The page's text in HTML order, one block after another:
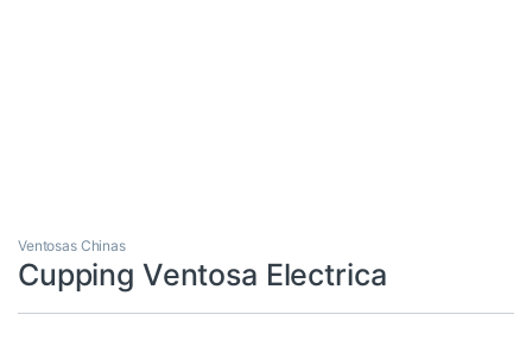
Ventosas Chinas
Cupping Ventosa Electrica